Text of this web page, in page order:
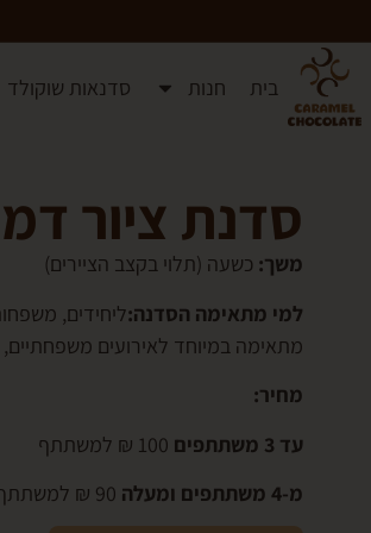
בית חנות סדנאות שוקולד
סדנת ציור
משך: כשעה (תלוי בקצב הציירים)
למי מתאימה הסדנה:ליחידים, משפחות
מתאימה במיוחד לאירועים
מחיר:
עד 3 משתתפים
מ-4 משתתפים ומעלה